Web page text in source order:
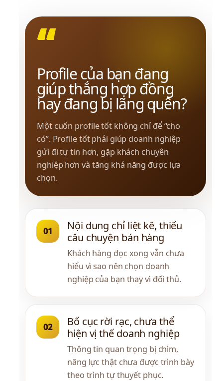
“
Profile của bạn đang
giúp thắng hợp đồng
hay đang bị lãng quên?
Một cuốn profile tốt không chỉ để “cho
có”. Profile tốt phải giúp doanh nghiệp
gửi đi tự tin hơn, gặp khách chuyên
nghiệp hơn và tăng khả năng được lựa
chọn.
01
Nội dung chỉ liệt kê, thiếu
câu chuyện bán hàng
Khách hàng đọc xong vẫn chưa
hiểu vì sao nên chọn doanh
nghiệp của bạn thay vì đối thủ.
02
Bố cục rời rạc, chưa thể
hiện vị thế doanh nghiệp
Thông tin quan trọng bị chìm,
năng lực thật chưa được trình bày
theo trình tự thuyết phục.